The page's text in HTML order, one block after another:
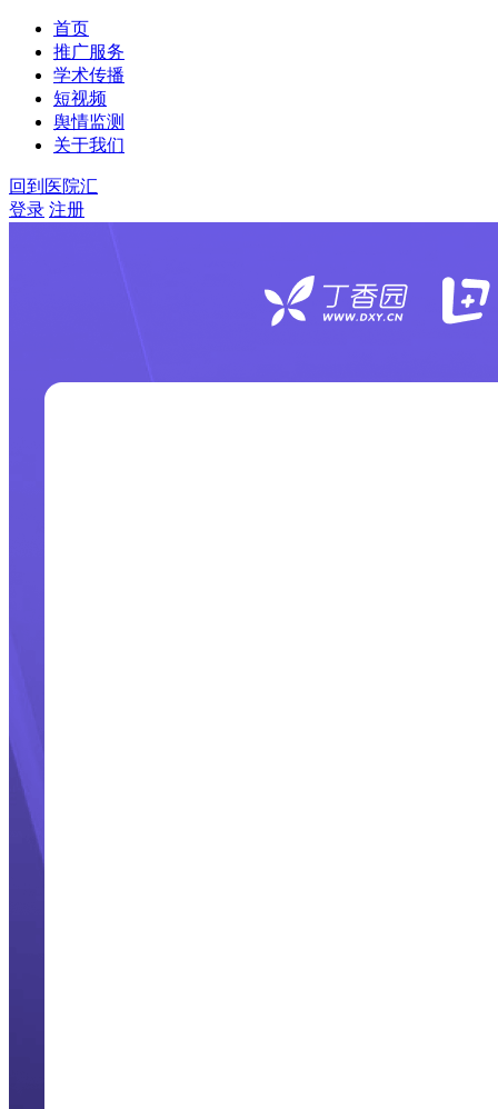
首页
推广服务
学术传播
短视频
舆情监测
关于我们
回到医院汇
登录 注册